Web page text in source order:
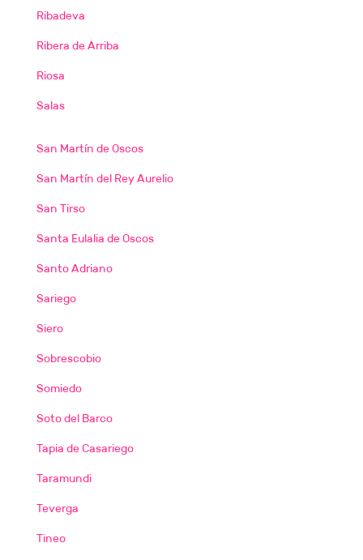
Ribadeva
Ribera de Arriba
Riosa
Salas
San Martín de Oscos
San Martín del Rey Aurelio
San Tirso
Santa Eulalia de Oscos
Santo Adriano
Sariego
Siero
Sobrescobio
Somiedo
Soto del Barco
Tapia de Casariego
Taramundi
Teverga
Tineo